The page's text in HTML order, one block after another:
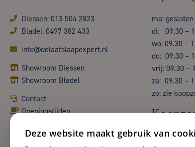
Diessen: 013 504 2823
Bladel: 0497 382 433
info@delaatslaapexpert.nl
Showroom Diessen
Showroom Bladel
Contact
Openingstijden
ma: gesloten
di: 09.30 –
wo: 09.30 –
do: 09.30 –
vrij: 09.30 –
za: 09.30 –
zo: zie
Deze website maakt gebruik van